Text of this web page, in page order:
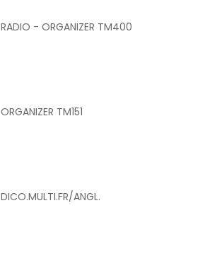
RADIO - ORGANIZER TM400
ORGANIZER TM151
DICO.MULTI.FR/ANGL.